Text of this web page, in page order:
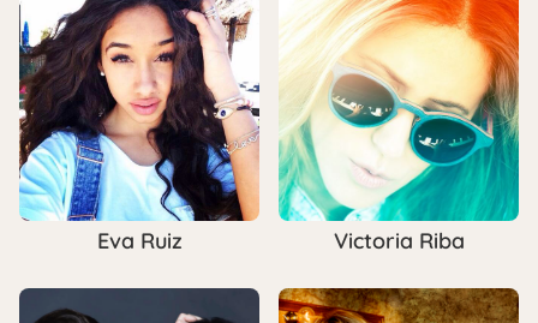
Eva Ruiz Victoria Riba